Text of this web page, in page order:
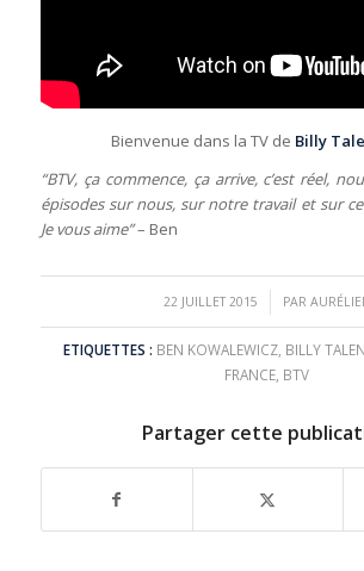
Bienvenue dans la TV de Billy
“BTV, ça commence, ça arrive, c’est réel,
épisodes sur nous, sur notre travail et sur
Je vous aime”– Ben
22 JUILLET 2015
/ PAR
ETIQUETTES : BEN KOWALEWICZ, BILLY
FRANCE BTV
Partager cette